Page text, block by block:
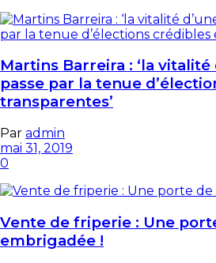
Martins Barreira : ‘la
passe par la tenue
transparentes’
Par admin
mai 31, 2019
0
Vente de friperie : Une
embrigadée !